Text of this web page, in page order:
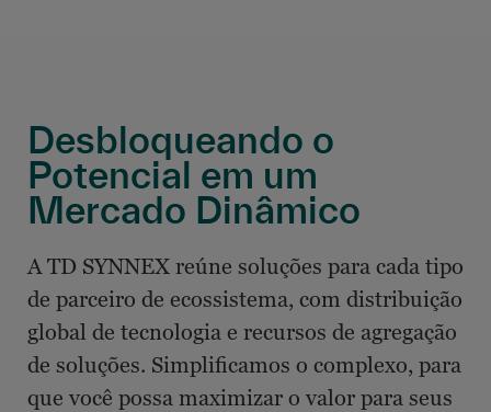
Desbloqueando o
Potencial em um
Mercado Dinâmico
A TD SYNNEX reúne soluções para cada tipo
de parceiro de ecossistema, com distribuição
global de tecnologia e recursos de agregação
de soluções. Simplificamos o complexo, para
que você possa maximizar o valor para seus